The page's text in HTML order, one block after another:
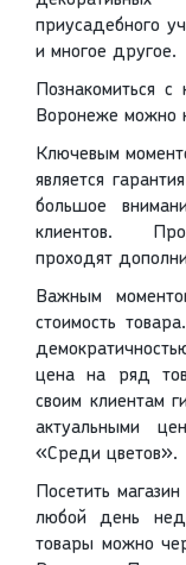
приусадебного
и многое другое.
Познакомиться
Воронеже можно
Ключевым
является
большое
клиентов.
проходят
Важным
стоимость
цена на ряд
своим клиентам
актуальными
«Среди цветов».
Посетить
любой день
товары можно